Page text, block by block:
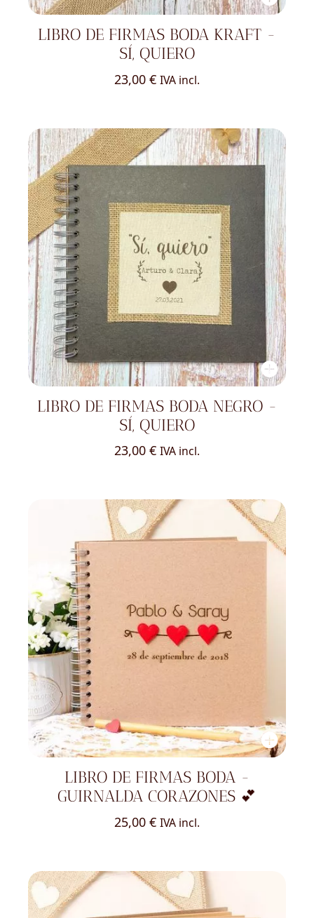
LIBRO DE FIRMAS BODA KRAFT -
SÍ, QUIERO
23,00 € IVA incl.
LIBRO DE FIRMAS BODA NEGRO -
SÍ, QUIERO
23,00 € IVA incl.
LIBRO DE FIRMAS BODA -
GUIRNALDA CORAZONES 💕
25,00 € IVA incl.